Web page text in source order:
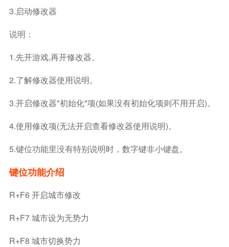
3.启动修改器
说明：
1.先开游戏,再开修改器。
2.了解修改器使用说明。
3.开启修改器"初始化"项(如果没有初始化项则不用开启)。
4.使用修改项(无法开启查看修改器使用说明)。
5.键位功能里没有特别说明时，数字键非小键盘。
键位功能介绍
R+F6 开启城市修改
R+F7 城市设为无势力
R+F8 城市切换势力